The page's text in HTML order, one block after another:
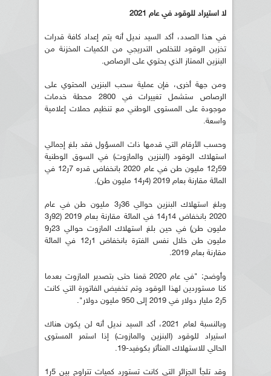
لا استيراد للوقود في عام 2021
في هذا الصدد، أكد السيد نديل أنه يتم إعداد كافة قدرات
تخزين الوقود للتخلص التدريجي من الكميات المخزنة من
البنزين الممتاز الذي يحتوي على الرصاص.
ومن جهة أخرى، فإن عملية سحب البنزين المحتوي على
الرصاص ستشمل تغييرات في 2800 محطة خدمات
موجودة على المستوى الوطني مع تنظيم حملات إعلامية
واسعة.
وحسب الأرقام التي قدمها ذات المسؤول فقد بلغ إجمالي
استهلاك الوقود (البنزين والمازوت) في السوق الوطنية
59ر12 مليون طن في عام 2020 بانخفاض قدره 7ر12 في
المائة مقارنة بعام 2019 (4ر14 مليون طن).
وبلغ استهلاك البنزين حوالي 36ر3 مليون طن في عام
2020 بانخفاض 14ر14 في المائة مقارنة بعام 2019 (92ر3
مليون طن) في حين بلغ استهلاك المازوت حوالي 23ر9
مليون طن خلال نفس الفترة بانخفاض 1ر12 في المائة
مقارنة بعام 2019.
وأوضح: "في عام 2020 قمنا حتى بتصدير المازوت بعدما
كنا مستوردين لهذا الوقود وتم تخفيض الفاتورة التي كانت
5ر2 مليار دولار في 2019 إلى 950 مليون دولار".
وبالنسبة لعام 2021، أكد السيد نديل أنه لن يكون هناك
استيراد للوقود (البنزين والمازوت) إذا استمر المستوى
الحالي للاستهلاك المتأثر بكوفيد-19.
وقد تلجأ الجزائر التي كانت تستورد كميات تتراوح بين 5ر1